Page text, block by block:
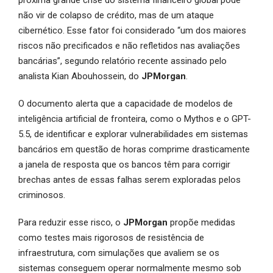
não vir de colapso de crédito, mas de um ataque
cibernético. Esse fator foi considerado “um dos maiores
riscos não precificados e não refletidos nas avaliações
bancárias”, segundo relatório recente assinado pelo
analista Kian Abouhossein, do JPMorgan.
O documento alerta que a capacidade de modelos de
inteligência artificial de fronteira, como o Mythos e o GPT-
5.5, de identificar e explorar vulnerabilidades em sistemas
bancários em questão de horas comprime drasticamente
a janela de resposta que os bancos têm para corrigir
brechas antes de essas falhas serem exploradas pelos
criminosos.
Para reduzir esse risco, o JPMorgan propõe medidas
como testes mais rigorosos de resistência de
infraestrutura, com simulações que avaliem se os
sistemas conseguem operar normalmente mesmo sob